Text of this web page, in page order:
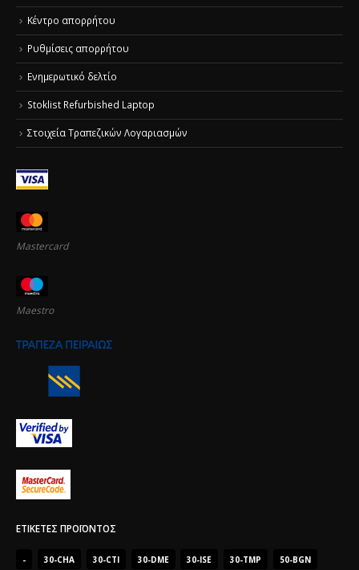
Κέντρο απορρήτου
Ρυθμίσεις απορρήτου
Ενημερωτικό δελτίο
Stoklist Refurbished Laptop
Στοιχεία Τραπεζικών Λογαριασμών
Mastercard
Maestro
ΕΤΙΚΈΤΕΣ ΠΡΟΪΌΝΤΟΣ
- 30-CHA 30-CTI 30-DME 30-ISE 30-TMP 50-BGN